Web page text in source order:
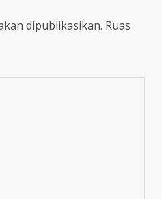
dipublikasikan. Ruas